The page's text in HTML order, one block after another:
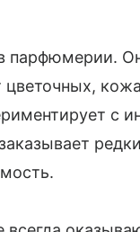
парфюмерии.
с